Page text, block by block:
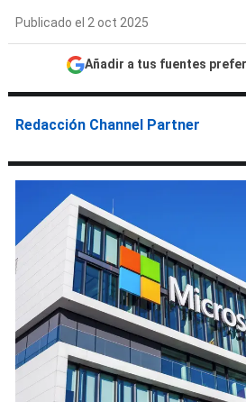
Publicado el 2 oct 2025
Añadir a tus fuentes
Redacción Channel Partner